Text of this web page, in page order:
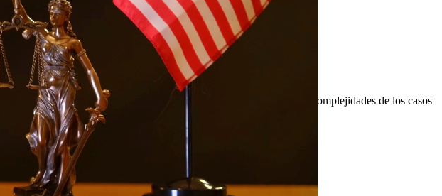
Nuestros abogados de delitos de drogas comprenden las complejidades de los casos
y delitos de drogas recetadas.
Austin, Houston y comunidades circundantes.